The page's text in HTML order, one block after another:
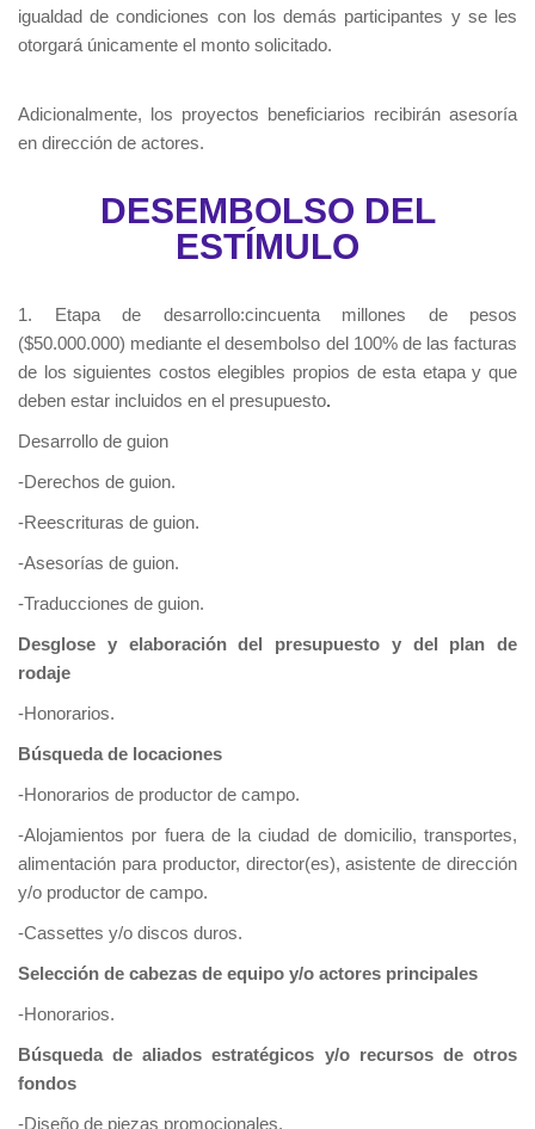
igualdad de condiciones con los demás participantes y se les
otorgará únicamente el monto solicitado.
Adicionalmente, los proyectos beneficiarios recibirán asesoría
en dirección de actores.
DESEMBOLSO DEL
ESTÍMULO
1. Etapa de desarrollo:cincuenta millones de pesos
($50.000.000) mediante el desembolso del 100% de las facturas
de los siguientes costos elegibles propios de esta etapa y que
deben estar incluidos en el presupuesto.
Desarrollo de guion
-Derechos de guion.
-Reescrituras de guion.
-Asesorías de guion.
-Traducciones de guion.
Desglose y elaboración del presupuesto y del plan de
rodaje
-Honorarios.
Búsqueda de locaciones
-Honorarios de productor de campo.
-Alojamientos por fuera de la ciudad de domicilio, transportes,
alimentación para productor, director(es), asistente de dirección
y/o productor de campo.
-Cassettes y/o discos duros.
Selección de cabezas de equipo y/o actores principales
-Honorarios.
Búsqueda de aliados estratégicos y/o recursos de otros
fondos
-Diseño de piezas promocionales.